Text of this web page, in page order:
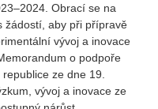
Obrací se na
žádostí, aby při přípravě
vývoj a inovace
o podpoře
ze dne 19.
vývoj a inovace ze